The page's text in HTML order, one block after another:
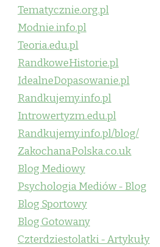
Tematycznie.org.pl
Modnie.info.pl
Teoria.edu.pl
RandkoweHistorie.pl
IdealneDopasowanie.pl
Randkujemy.info.pl
Introwertyzm.edu.pl
Randkujemy.info.pl/blog/
ZakochanaPolska.co.uk
Blog Mediowy
Psychologia Mediów - Blog
Blog Sportowy
Blog Gotowany
Czterdziestolatki - Artykuły